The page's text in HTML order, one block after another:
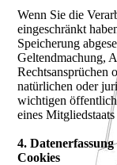
Wenn Sie die
eingeschränkt
Speicherung
Geltendmachung,
Rechtsansprüchen
natürlichen oder
wichtigen
eines
4.
Cookies